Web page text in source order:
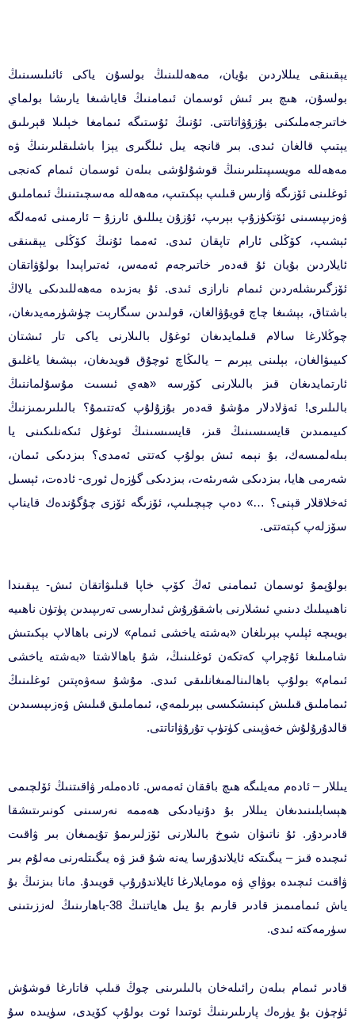
يېقىنقى يىللاردىن بۇيان، مەھەللىنىڭ بولسۇن ياكى ئائىلىسىنىڭ
بولسۇن، ھىچ بىر ئىش ئوسمان ئىمامنىڭ قاياشىغا يارىشا بولماي
خاتىرجەملىكنى بۇزۇۋاتاتتى. ئۇنىڭ ئۇستىگە ئىمامغا خېلىلا قېرىلىق
يېتىپ قالغان ئىدى. بىر قانچە يىل ئىلگىرى يېزا باشلىقلىرىنىڭ ۋە
مەھەللە مويسىپىتلىرىنىڭ قوشۇلۇشى بىلەن ئوسمان ئىمام كەنجى
ئوغلىنى ئۆزىگە ۋارىس قىلىپ بېكىتىپ، مەھەللە مەسچىتىنىڭ ئىماملىق
ۋەزىپىسىنى ئۆتكۈزۇپ بېرىپ، ئۇزۇن يىللىق ئارزۇ – ئارمىنى ئەمەلگە
ئېشىپ، كۆڭلى ئارام تاپقان ئىدى. ئەمما ئۇنىڭ كۆڭلى يېقىنقى
ئايلاردىن بۇيان ئۇ قەدەر خاتىرجەم ئەمەس، ئەتىراپىدا بولۇۋاتقان
ئۆزگىرىشلەردىن ئىمام نارازى ئىدى. ئۇ بەزىدە مەھەللىدىكى يالاڭ
باشتاق، بېشىغا چاچ قويۇۋالغان، قولىدىن سىگارېت چۈشۈرمەيدىغان،
چوڭلارغا سالام قىلمايدىغان ئوغۇل بالىلارنى ياكى تار ئىشتان
كىيىۋالغان، بېلىنى يېرىم – يالىڭاچ ئوچۇق قويدىغان، بېشىغا ياغلىق
ئارتمايدىغان قىز بالىلارنى كۆرسە «ھەي ئىسىت مۇسۇلماننىڭ
بالىلىرى! ئەۋلادلار مۇشۇ قەدەر بۇزۇلۇپ كەتتىمۇ؟ بالىلىرىمىزنىڭ
كىيىمىدىن قايسىسىنىڭ قىز، قايسىسىنىڭ ئوغۇل ئىكەنلىكىنى يا
بىلەلمىسەك، بۇ نېمە ئىش بولۇپ كەتتى ئەمدى؟ بىزدىكى ئىمان،
شەرمى ھايا، بىزدىكى شەرىئەت، بىزدىكى گۈزەل ئورى- ئادەت، ئېسىل
ئەخلاقلار قېنى؟ …» دەپ چېچىلىپ، ئۆزىگە ئۆزى چۇگۇندەك قايناپ
سۆزلەپ كېتەتتى.
بولۇپمۇ ئوسمان ئىمامنى ئەڭ كۆپ خاپا قىلىۋاتقان ئىش- يېقىندا
ناھىيىلىك دىنىي ئىشلارنى باشقۇرۇش ئىدارىسى تەرىپىدىن پۈتۈن ناھىيە
بويىچە ئېلىپ بېرىلغان «بەشتە ياخشى ئىمام» لارنى باھالاپ بېكىتىش
شامىلىغا ئۇچراپ كەتكەن ئوغلىنىڭ، شۇ باھالاشتا «بەشتە ياخشى
ئىمام» بولۇپ باھالىنالمىغانلىقى ئىدى. مۇشۇ سەۋەپتىن ئوغلىنىڭ
ئىماملىق قىلىش كېنىشكىسى بېرىلمەي، ئىماملىق قىلىش ۋەزىپىسىدىن
قالدۇرۇلۇش خەۋپىنى كۈتۈپ تۇرۇۋاتاتتى.
يىللار – ئادەم مەيلىگە ھىچ باققان ئەمەس. ئادەملەر ۋاقىتنىڭ ئۆلچىمى
ھېسابلىنىدىغان يىللار بۇ دۇنيادىكى ھەممە نەرسىنى كونىرىتىشقا
قادىردۇر. ئۇ ناتىۋان شوخ بالىلارنى ئۆزلىرىمۇ تۇيمىغان بىر ۋاقىت
ئىچىدە قىز – يىگىتكە ئايلاندۇرسا يەنە شۇ قىز ۋە يىگىتلەرنى مەلۇم بىر
ۋاقىت ئىچىدە بوۋاي ۋە مومايلارغا ئايلاندۇرۇپ قويىدۇ. مانا بىزنىڭ بۇ
ياش ئىمامىمىز قادىر قارىم بۇ يىل ھاياتنىڭ 38-باھارىنىڭ لەززىتىنى
سۈرمەكتە ئىدى.
قادىر ئىمام بىلەن رائىلەخان بالىلىرىنى چوڭ قىلپ قاتارغا قوشۇش
ئۈچۈن بۇ يۈرەك پارىلىرىنىڭ ئوتىدا ئوت بولۇپ كۆيدى، سۈيىدە سۇ